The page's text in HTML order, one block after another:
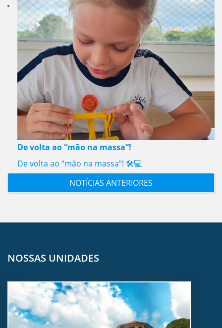
De volta ao “mão na massa”!
De volta ao “mão na massa”! 🛠️💻
NOTÍCIAS ANTERIORES
NOSSAS UNIDADES